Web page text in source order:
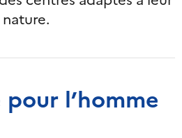
nature.
l’homme